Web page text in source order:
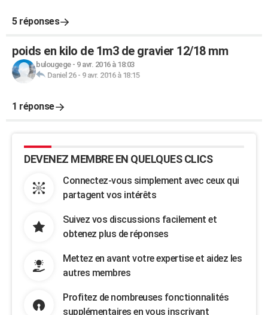
5 réponses
poids en kilo de 1m3 de gravier 12/18 mm
bulougege- 9 avr. 2016 à 18:03
Daniel 26- 9 avr. 2016 à 18:15
1 réponse
DEVENEZ MEMBRE EN QUELQUES CLICS
Connectez-vous simplement avec ceux qui
partagent vos intérêts
Suivez vos discussions facilement et
obtenez plus de réponses
Mettez en avant votre expertise et aidez les
autres membres
Profitez de nombreuses fonctionnalités
supplémentaires en vous inscrivant